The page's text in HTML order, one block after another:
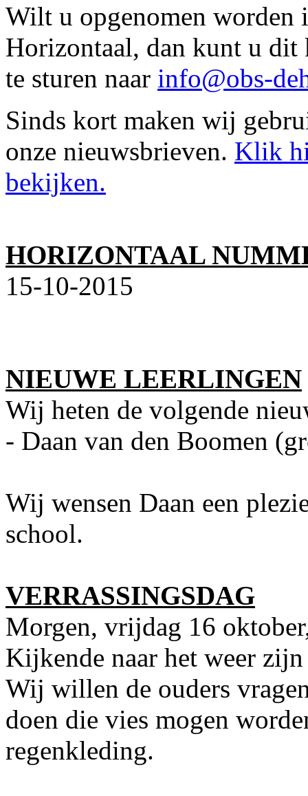
Wilt u opgenomen
Horizontaal, dan kunt u dit
te sturen naar info@obs-
Sinds kort maken wij
onze nieuwsbrieven. Klik
bekijken.
HORIZONTAAL
15-10-2015
NIEUWE LEERLINGEN
Wij heten de volgende
- Daan van den Boomen
Wij wensen Daan een
school.
VERRASSINGSDAG
Morgen, vrijdag 16
Kijkende naar het weer
Wij willen de ouders
doen die vies mogen
regenkleding.